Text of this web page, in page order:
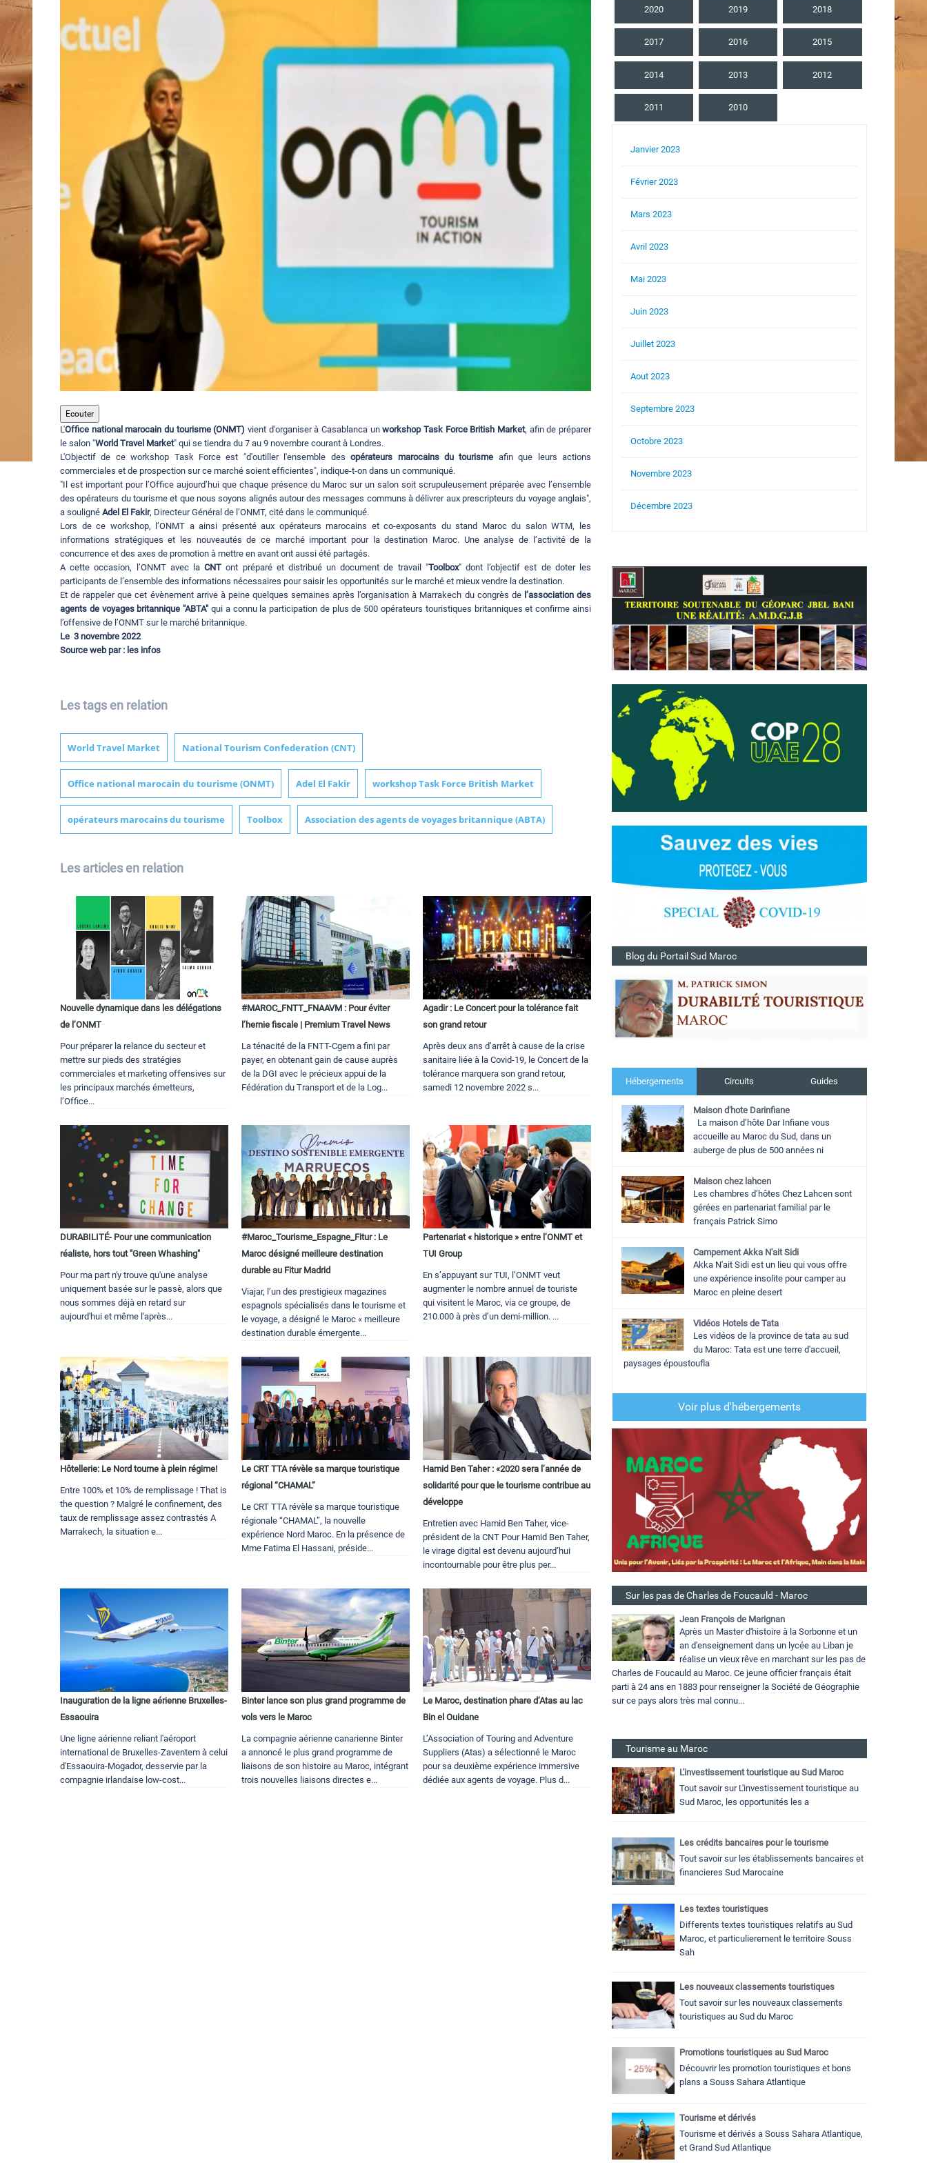
Ecouter
L'Office national marocain du tourisme (ONMT) vient d'organiser à Casablanca unworkshop Task Force British Market, afin de préparer
le salon "World Travel Market" qui se tiendra du 7 au 9 novembre courant à Londres.
L'Objectif de ce workshop Task Force est "d'outiller l'ensemble desopérateurs marocains du tourisme afin que leurs actions
commerciales et de prospection sur ce marché soient efficientes", indique-t-on dans un communiqué.
"Il est important pour l’Office aujourd’hui que chaque présence du Maroc sur un salon soit scrupuleusement préparée avec l’ensemble
des opérateurs du tourisme et que nous soyons alignés autour des messages communs à délivrer aux prescripteurs du voyage anglais",
a souligné Adel El Fakir, Directeur Général de l’ONMT, cité dans le communiqué.
Lors de ce workshop, l’ONMT a ainsi présenté aux opérateurs marocains et co-exposants du stand Maroc du salon WTM, les
informations stratégiques et les nouveautés de ce marché important pour la destination Maroc. Une analyse de l’activité de la
concurrence et des axes de promotion à mettre en avant ont aussi été partagés.
A cette occasion, l’ONMT avec laCNT ont préparé et distribué un document de travail "Toolbox" dont l’objectif est de doter les
participants de l’ensemble des informations nécessaires pour saisir les opportunités sur le marché et mieux vendre la destination.
Et de rappeler que cet évènement arrive à peine quelques semaines après l’organisation à Marrakech du congrès de l’association des
agents de voyages britannique "ABTA" qui a connu la participation de plus de 500 opérateurs touristiques britanniques et confirme ainsi
l’offensive de l’ONMT sur le marché britannique.
Le 3 novembre 2022
Source web par : les infos
Les tags en relation
World Travel Market National Tourism Confederation (CNT)
Office national marocain du tourisme (ONMT) Adel El Fakir workshop Task Force British Market
opérateurs marocains du tourisme Toolbox Association des agents de voyages britannique (ABTA)
Les articles en relation
Nouvelle dynamique dans les délégations
de l’ONMT
Pour préparer la relance du secteur et
mettre sur pieds des stratégies
commerciales et marketing offensives sur
les principaux marchés émetteurs,
l’Office...
#MAROC_FNTT_FNAAVM : Pour éviter
l’hernie fiscale | Premium Travel News
La ténacité de la FNTT-Cgem a fini par
payer, en obtenant gain de cause auprès
de la DGI avec le précieux appui de la
Fédération du Transport et de la Log...
Agadir : Le Concert pour la tolérance fait
son grand retour
Après deux ans d’arrêt à cause de la crise
sanitaire liée à la Covid-19, le Concert de la
tolérance marquera son grand retour,
samedi 12 novembre 2022 s...
DURABILITÉ- Pour une communication
réaliste, hors tout "Green Whashing"
Pour ma part n'y trouve qu'une analyse
uniquement basée sur le passè, alors que
nous sommes déjà en retard sur
aujourd'hui et même l'après...
#Maroc_Tourisme_Espagne_Fitur : Le
Maroc désigné meilleure destination
durable au Fitur Madrid
Viajar, l’un des prestigieux magazines
espagnols spécialisés dans le tourisme et
le voyage, a désigné le Maroc « meilleure
destination durable émergente...
Partenariat « historique » entre l’ONMT et
TUI Group
En s’appuyant sur TUI, l’ONMT veut
augmenter le nombre annuel de touriste
qui visitent le Maroc, via ce groupe, de
210.000 à près d’un demi-million. ...
Hôtellerie: Le Nord tourne à plein régime!
Entre 100% et 10% de remplissage ! That is
the question ? Malgré le confinement, des
taux de remplissage assez contrastés A
Marrakech, la situation e...
Le CRT TTA révèle sa marque touristique
régional “CHAMAL”
Le CRT TTA révèle sa marque touristique
régionale “CHAMAL”, la nouvelle
expérience Nord Maroc. En la présence de
Mme Fatima El Hassani, préside...
Hamid Ben Taher : «2020 sera l’année de
solidarité pour que le tourisme contribue au
développe
Entretien avec Hamid Ben Taher, vice-
président de la CNT Pour Hamid Ben Taher,
le virage digital est devenu aujourd’hui
incontournable pour être plus per...
Inauguration de la ligne aérienne Bruxelles-
Essaouira
Une ligne aérienne reliant l'aéroport
international de Bruxelles-Zaventem à celui
d'Essaouira-Mogador, desservie par la
compagnie irlandaise low-cost...
Binter lance son plus grand programme de
vols vers le Maroc
La compagnie aérienne canarienne Binter
a annoncé le plus grand programme de
liaisons de son histoire au Maroc, intégrant
trois nouvelles liaisons directes e...
Le Maroc, destination phare d’Atas au lac
Bin el Ouidane
L’Association of Touring and Adventure
Suppliers (Atas) a sélectionné le Maroc
pour sa deuxième expérience immersive
dédiée aux agents de voyage. Plus d...
2020 2019 2018
2017 2016 2015
2014 2013 2012
2011 2010
Janvier 2023
Février 2023
Mars 2023
Avril 2023
Mai 2023
Juin 2023
Juillet 2023
Aout 2023
Septembre 2023
Octobre 2023
Novembre 2023
Décembre 2023
Blog du Portail Sud Maroc
Hébergements Circuits Guides
Maison d'hote Darinfiane
La maison d’hôte Dar Infiane vous
accueille au Maroc du Sud, dans un
auberge de plus de 500 années ni
Maison chez lahcen
Les chambres d’hôtes Chez Lahcen sont
gérées en partenariat familial par le
français Patrick Simo
Campement Akka N'ait Sidi
Akka N'ait Sidi est un lieu qui vous offre
une expérience insolite pour camper au
Maroc en pleine desert
Vidéos Hotels de Tata
Les vidéos de la province de tata au sud
du Maroc: Tata est une terre d'accueil,
paysages époustoufla
Voir plus d'hébergements
Sur les pas de Charles de Foucauld - Maroc
Jean François de Marignan
Après un Master d'histoire à la Sorbonne et un
an d'enseignement dans un lycée au Liban je
réalise un vieux rêve en marchant sur les pas de
Charles de Foucauld au Maroc. Ce jeune officier français était
parti à 24 ans en 1883 pour renseigner la Société de Géographie
sur ce pays alors très mal connu...
Tourisme au Maroc
L'investissement touristique au Sud Maroc
Tout savoir sur L'investissement touristique au
Sud Maroc, les opportunités les a
Les crédits bancaires pour le tourisme
Tout savoir sur les établissements bancaires et
financieres Sud Marocaine
Les textes touristiques
Differents textes touristiques relatifs au Sud
Maroc, et particulierement le territoire Souss
Sah
Les nouveaux classements touristiques
Tout savoir sur les nouveaux classements
touristiques au Sud du Maroc
Promotions touristiques au Sud Maroc
Découvrir les promotion touristiques et bons
plans a Souss Sahara Atlantique
Tourisme et dérivés
Tourisme et dérivés a Souss Sahara Atlantique,
et Grand Sud Atlantique